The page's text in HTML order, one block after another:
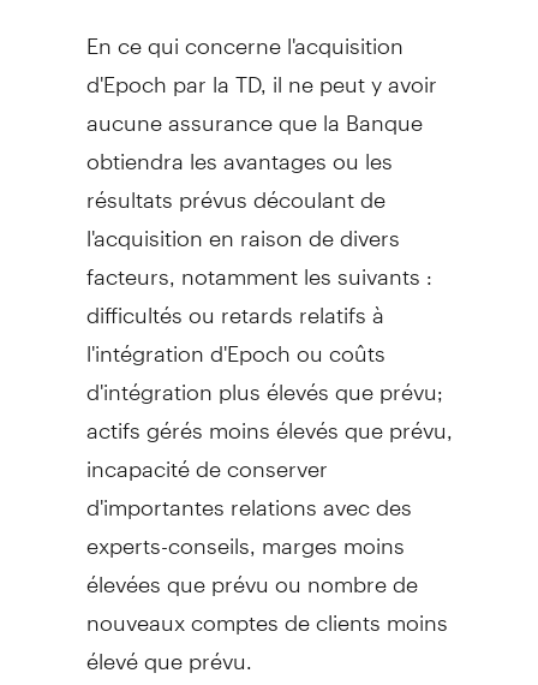
En ce qui concerne l'acquisition
d'Epoch par la TD, il ne peut y avoir
aucune assurance que la Banque
obtiendra les avantages ou les
résultats prévus découlant de
l'acquisition en raison de divers
facteurs, notamment les suivants :
difficultés ou retards relatifs à
l'intégration d'Epoch ou coûts
d'intégration plus élevés que prévu;
actifs gérés moins élevés que prévu,
incapacité de conserver
d'importantes relations avec des
experts-conseils, marges moins
élevées que prévu ou nombre de
nouveaux comptes de clients moins
élevé que prévu.